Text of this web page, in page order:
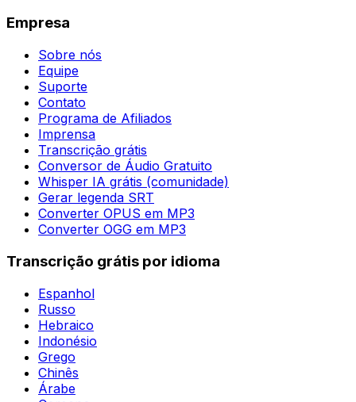
Empresa
Sobre nós
Equipe
Suporte
Contato
Programa de Afiliados
Imprensa
Transcrição grátis
Conversor de Áudio Gratuito
Whisper IA grátis (comunidade)
Gerar legenda SRT
Converter OPUS em MP3
Converter OGG em MP3
Transcrição grátis por idioma
Espanhol
Russo
Hebraico
Indonésio
Grego
Chinês
Árabe